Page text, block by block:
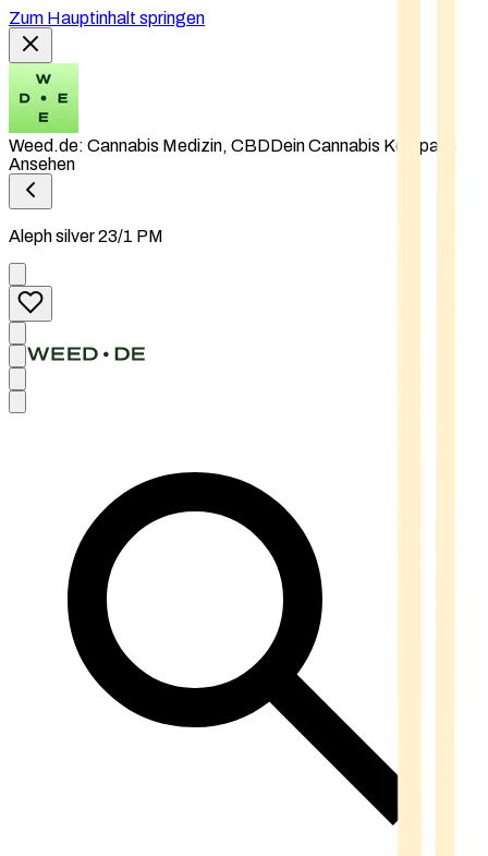
Zum Hauptinhalt springen
Weed.de: Cannabis Medizin, CBDDein Cannabis Kompass
Ansehen
Aleph silver 23/1 PM